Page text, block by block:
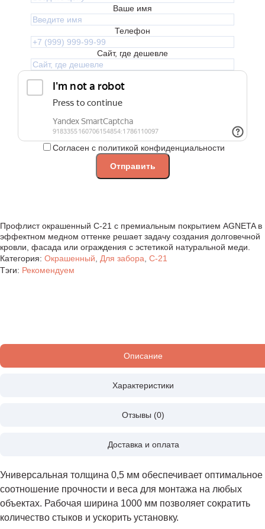
Ваше имя
Телефон
Сайт, где дешевле
Согласен с политикой конфиденциальности
Профлист окрашенный С-21 с премиальным покрытием AGNETA в
эффектном медном оттенке решает задачу создания долговечной
кровли, фасада или ограждения с эстетикой натуральной меди.
Категория: Окрашенный Для забора С-21
Тэги: Рекомендуем
Описание
Характеристики
Отзывы (0)
Доставка и оплата
Универсальная толщина 0,5 мм обеспечивает оптимальное
соотношение прочности и веса для монтажа на любых
объектах. Рабочая ширина 1000 мм позволяет сократить
количество стыков и ускорить установку.